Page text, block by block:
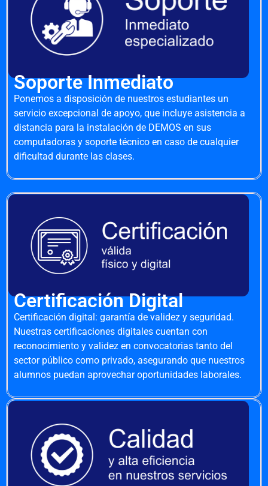
Soporte Inmediato
Ponemos a disposición de nuestros estudiantes un
servicio excepcional de apoyo, que incluye asistencia a
distancia para la instalación de DEMOS en sus
computadoras y soporte técnico en caso de cualquier
dificultad durante las clases.
Certificación Digital
Certificación digital: garantía de validez y seguridad.
Nuestras certificaciones digitales cuentan con
reconocimiento y validez en convocatorias tanto del
sector público como privado, asegurando que nuestros
alumnos puedan aprovechar oportunidades laborales.